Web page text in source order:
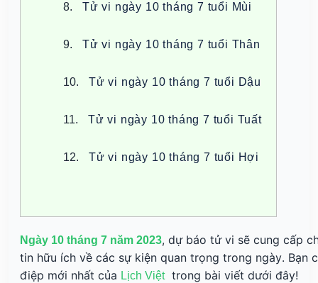
Tử vi ngày 10 tháng 7 tuổi Mùi
Tử vi ngày 10 tháng 7 tuổi Thân
Tử vi ngày 10 tháng 7 tuổi Dậu
Tử vi ngày 10 tháng 7 tuổi Tuất
Tử vi ngày 10 tháng 7 tuổi Hợi
Ngày 10 tháng 7 năm 2023, dự báo tử vi sẽ cung cấp
tin hữu ích về các sự kiện quan trọng trong ngày. Bạn
điệp mới nhất của Lịch Việt trong bài viết dưới đây!